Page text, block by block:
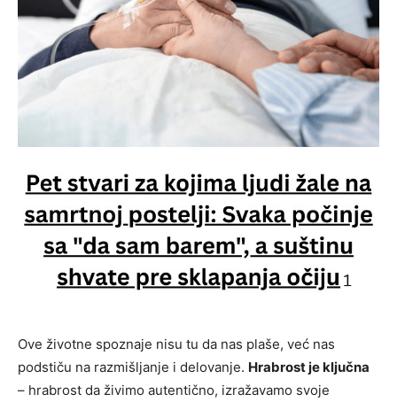
Ove životne spoznaje nisu tu da nas plaše, već nas
podstiču na razmišljanje i delovanje. Hrabrost je ključna
– hrabrost da živimo autentično, izražavamo svoje